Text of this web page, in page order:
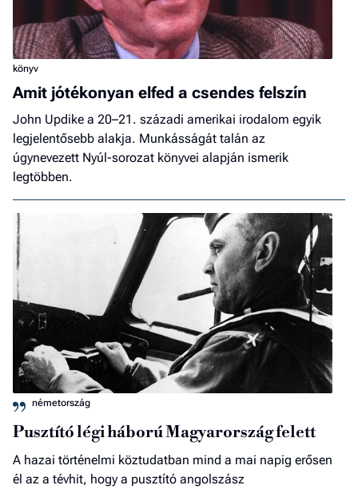
könyv
Amit jótékonyan elfed a csendes felszín
John Updike a 20–21. századi amerikai irodalom egyik
legjelentősebb alakja. Munkásságát talán az
úgynevezett Nyúl-sorozat könyvei alapján ismerik
legtöbben.
németország
Pusztító légi háború Magyarország felett
A hazai történelmi köztudatban mind a mai napig erősen
él az a tévhit, hogy a pusztító angolszász